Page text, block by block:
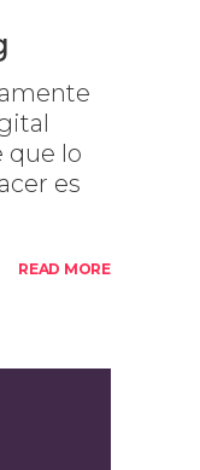
que lo
es
READ MORE